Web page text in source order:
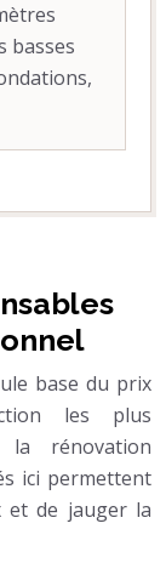
basses
base du prix
les plus
rénovation
ici permettent
et de jauger la